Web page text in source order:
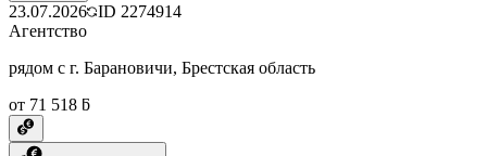
23.07.2026 ID 2274914
Агентство
рядом с г. Барановичи, Брестская область
от 71 518 ƃ